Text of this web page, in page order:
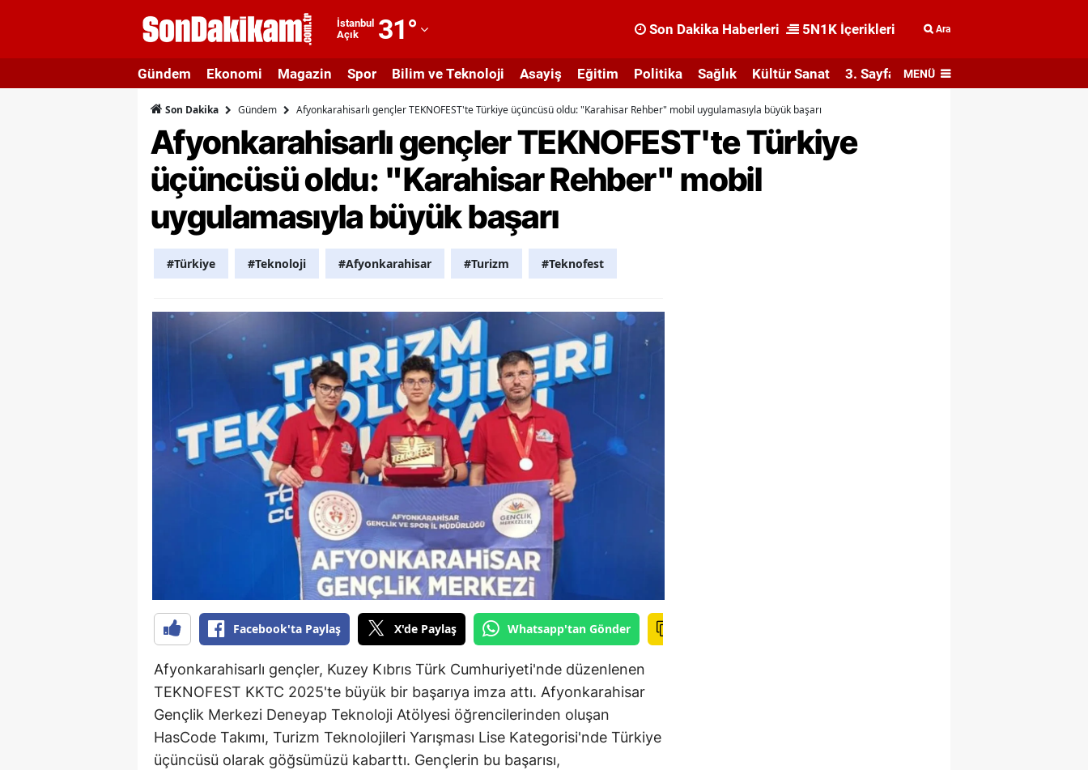
İstanbul
Açık
31°
Adıyaman
Afyonkarahisar
Ağrı
Amasya
Ankara
Antalya
Artvin
Aydın
Balıkesir
Bilecik
Bingöl
Bitlis
Bolu
Burdur
Bursa
Çanakkale
Çankırı
Çorum
Denizli
Diyarbakır
Edirne
Son Dakika Haberleri 5N1K İçerikleri Ara
Gündem Ekonomi Magazin Spor Bilim ve Teknoloji Asayiş Eğitim Politika Sağlık Kültür Sanat 3. Sayfa MENÜ
Son Dakika Gündem Afyonkarahisarlı gençler TEKNOFEST'te Türkiye üçüncüsü oldu: "Karahisar Rehber" mobil uygulamasıyla büyük başarı
Afyonkarahisarlı gençler TEKNOFEST'te Türkiye
üçüncüsü oldu: "Karahisar Rehber" mobil
uygulamasıyla büyük başarı
#Türkiye #Teknoloji #Afyonkarahisar #Turizm #Teknofest
Facebook'ta Paylaş X'de Paylaş Whatsapp'tan Gönder
Afyonkarahisarlı gençler, Kuzey Kıbrıs Türk Cumhuriyeti'nde düzenlenen
TEKNOFEST KKTC 2025'te büyük bir başarıya imza attı. Afyonkarahisar
Gençlik Merkezi Deneyap Teknoloji Atölyesi öğrencilerinden oluşan
HasCode Takımı, Turizm Teknolojileri Yarışması Lise Kategorisi'nde Türkiye
üçüncüsü olarak göğsümüzü kabarttı. Gençlerin bu başarısı,